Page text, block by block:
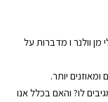
וולנר ו מדברות על
יותר.
לו? והאם בכלל אנו